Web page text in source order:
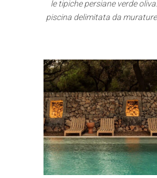
le tipiche persiane verde
piscina delimitata da